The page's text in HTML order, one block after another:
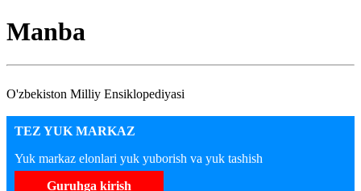
Manba
O'zbekiston Milliy Ensiklopediyasi
TEZ YUK MARKAZ
Yuk markaz elonlari yuk yuborish va yuk tashish
Guruhga kirish